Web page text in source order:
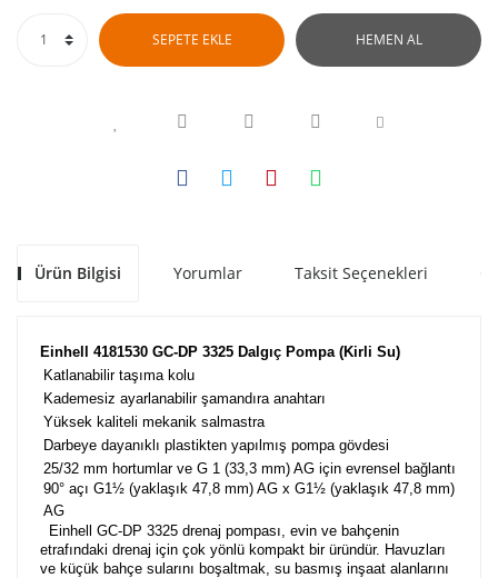
SEPETE EKLE HEMEN AL
Ürün Bilgisi Yorumlar Taksit Seçenekleri
Einhell 4181530 GC-DP 3325 Dalgıç Pompa (Kirli Su)
Katlanabilir taşıma kolu
Kademesiz ayarlanabilir şamandıra anahtarı
Yüksek kaliteli mekanik salmastra
Darbeye dayanıklı plastikten yapılmış pompa gövdesi
25/32 mm hortumlar ve G 1 (33,3 mm) AG için evrensel bağlantı
90° açı G1½ (yaklaşık 47,8 mm) AG x G1½ (yaklaşık 47,8 mm)
AG
Einhell GC-DP 3325 drenaj pompası, evin ve bahçenin
etrafındaki drenaj için çok yönlü kompakt bir üründür. Havuzları
ve küçük bahçe sularını boşaltmak, su basmış inşaat alanlarını